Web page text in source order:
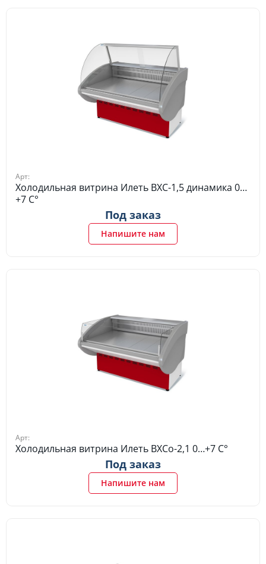
Арт:
Холодильная витрина Илеть ВХС-1,5 динамика 0…
+7 C°
Под заказ
Напишите нам
Арт:
Холодильная витрина Илеть ВХСо-2,1 0…+7 C°
Под заказ
Напишите нам